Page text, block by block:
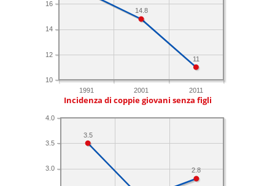
1991 2001 2011
10
12
14
16
11
14.8
Incidenza di coppie giovani senza figli
3.0
3.5
4.0
2.8
3.5